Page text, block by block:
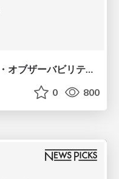
[2024/09/28 - フロントエンド・オブザーバビリティ Meetup] フロントエンドエンジニアとして、オブザーバビリティにコミットすること
0 800